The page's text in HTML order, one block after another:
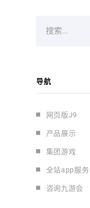
搜索...
导航
网页版J9
产品展示
集团游戏
全站app服务
咨询九游会